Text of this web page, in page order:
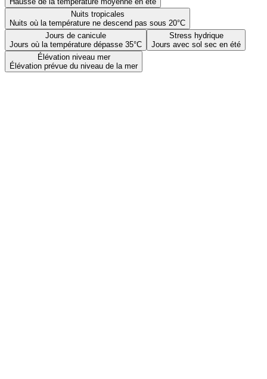
Nuits tropicales
Nuits où la température ne descend pas sous 20°C
Jours de canicule
Jours où la température dépasse 35°C
Stress hydrique
Jours avec sol sec en été
Élévation niveau mer
Élévation prévue du niveau de la mer